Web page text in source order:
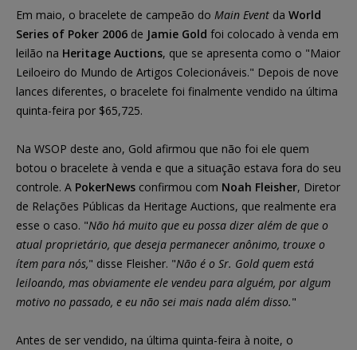
Em maio, o bracelete de campeão do Main Event da World
Series of Poker 2006 de Jamie Gold foi colocado à venda em
leilão na Heritage Auctions, que se apresenta como o "Maior
Leiloeiro do Mundo de Artigos Colecionáveis." Depois de nove
lances diferentes, o bracelete foi finalmente vendido na última
quinta-feira por $65,725.
Na WSOP deste ano, Gold afirmou que não foi ele quem
botou o bracelete à venda e que a situação estava fora do seu
controle. A PokerNews confirmou com Noah Fleisher, Diretor
de Relações Públicas da Heritage Auctions, que realmente era
esse o caso. "Não há muito que eu possa dizer além de que o
atual proprietário, que deseja permanecer anônimo, trouxe o
ítem para nós," disse Fleisher. "Não é o Sr. Gold quem está
leiloando, mas obviamente ele vendeu para alguém, por algum
motivo no passado, e eu não sei mais nada além disso."
Antes de ser vendido, na última quinta-feira à noite, o